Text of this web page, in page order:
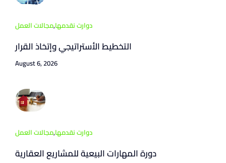
دوارت نقدمها,مجالات العمل
التخطيط الأستراتيجي وإتخاذ القرار
August 6, 2026
دوارت نقدمها,مجالات العمل
دورة المهارات البيعية للمشاريع العقارية